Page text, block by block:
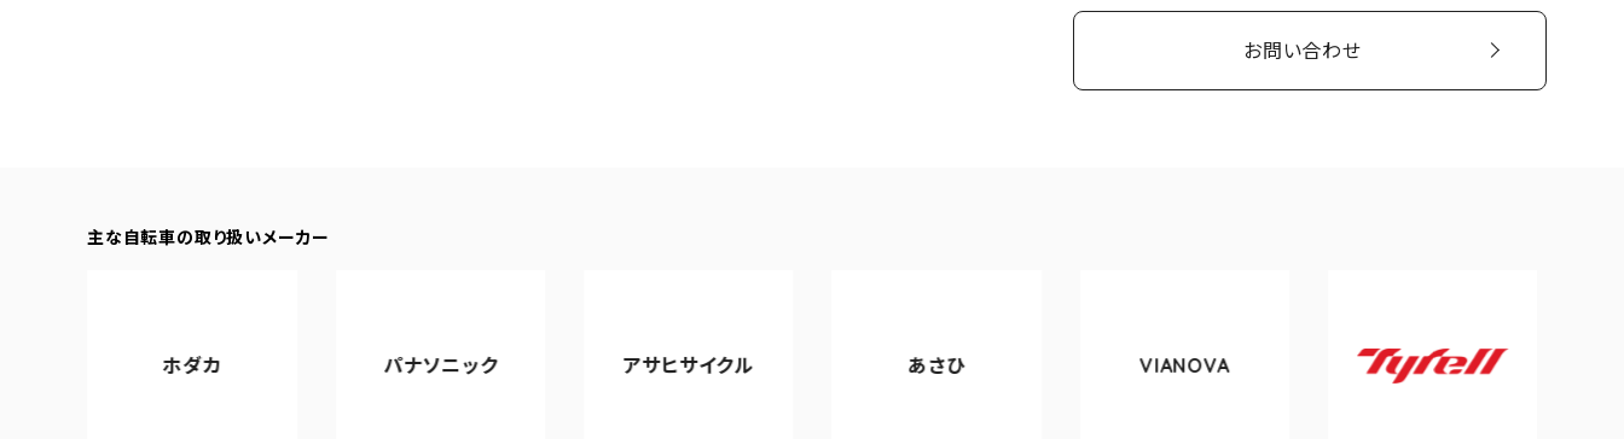
お問い合わせ
主な自転車の取り扱いメーカー
ホダカ パナソニック アサヒサイクル あさひ VIANOVA
Tyrell